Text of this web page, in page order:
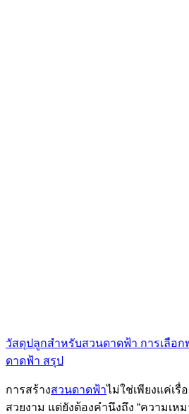
วัสดุปลูกสำหรับสวนดาดฟ้า การเลือ
ดาดฟ้า สรุป
การสร้างสวนดาดฟ้าไม่ใช่เพียงแค่เรื่
สวยงาม แต่ยังต้องคำนึงถึง “ความเ